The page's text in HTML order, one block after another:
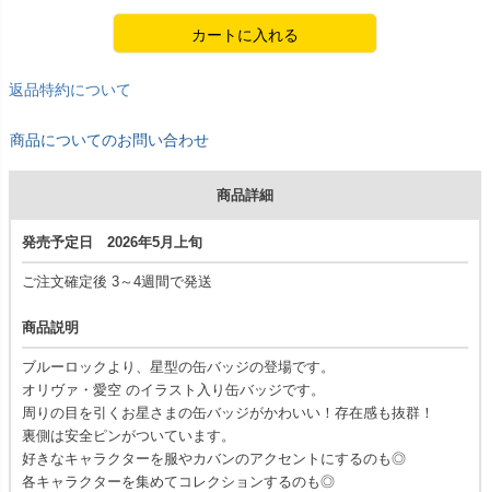
カートに入れる
返品特約について
商品についてのお問い合わせ
商品詳細
発売予定日 2026年5月上旬
ご注文確定後 3～4週間で発送
商品説明
ブルーロックより、星型の缶バッジの登場です。
オリヴァ・愛空 のイラスト入り缶バッジです。
周りの目を引くお星さまの缶バッジがかわいい！存在感も抜群！
裏側は安全ピンがついています。
好きなキャラクターを服やカバンのアクセントにするのも◎
各キャラクターを集めてコレクションするのも◎